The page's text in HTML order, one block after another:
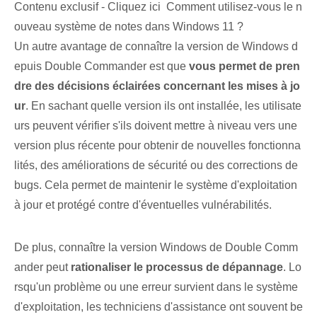
Contenu exclusif - Cliquez ici Comment utilisez-vous le n
ouveau système de notes dans Windows 11 ?
Un autre avantage de connaître la version de Windows d
epuis Double Commander est que vous permet de pren
dre des décisions éclairées concernant les mises à jo
ur. En sachant quelle version ils ont installée, les utilisate
urs peuvent vérifier s'ils doivent mettre à niveau vers une
version plus récente pour obtenir de nouvelles fonctionna
lités, des améliorations de sécurité ou des corrections de
bugs. Cela permet de maintenir le système d'exploitation
à jour et protégé contre d'éventuelles vulnérabilités.
De plus, connaître la version Windows de Double Comm
ander peut rationaliser le processus de dépannage. Lo
rsqu'un problème ou une erreur survient dans le système
d'exploitation, les techniciens d'assistance ont souvent be